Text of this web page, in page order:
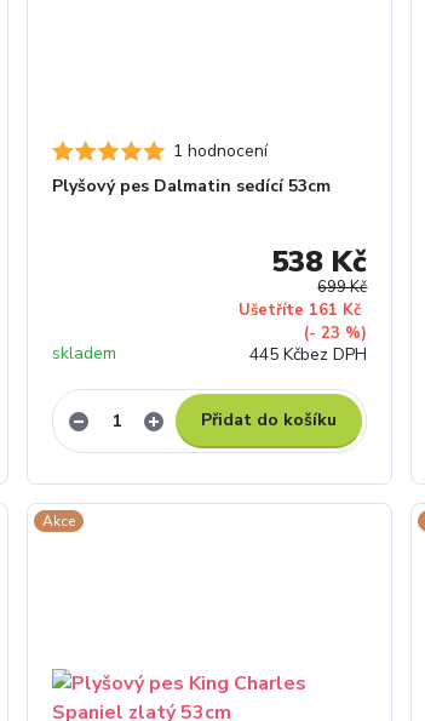
1 hodnocení
Plyšový pes Dalmatin sedící 53cm
699 Kč
Ušetříte 161 Kč
(- 23 %)
538 Kč
445 Kčbez DPH
skladem
Přidat do košíku
Akce